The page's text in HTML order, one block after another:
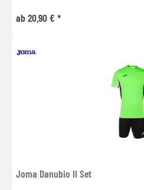
ab 20,90 € *
Joma Danubio II Set